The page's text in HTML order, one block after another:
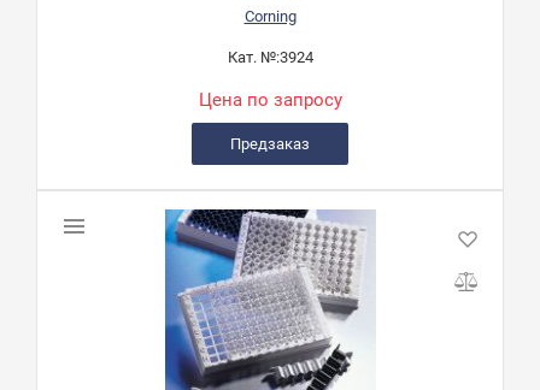
Corning
Кат. №:3924
Цена по запросу
Предзаказ